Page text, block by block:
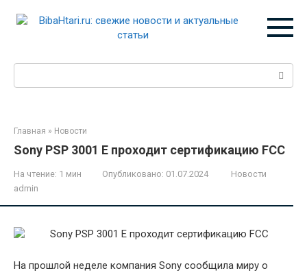
Главная » Новости
Sony PSP 3001 E проходит сертификацию FCC
На чтение: 1 мин Опубликовано: 01.07.2024
Новости
admin
На прошлой неделе компания Sony сообщила миру о